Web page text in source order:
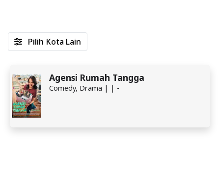
Agensi Rumah Tangga
Comedy, Drama | | -
Pilih Kota Lain